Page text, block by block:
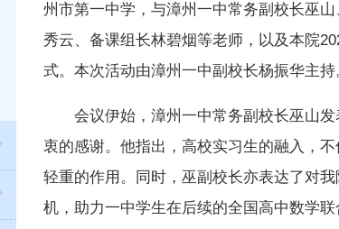
州市第一中学，与漳州一中常务副校长巫
秀云、备课组长林碧烟等老师，以及本院
式。本次活动由漳州一中副校长杨振华主持
会议伊始，漳州一中常务副校长巫山
衷的感谢。他指出，高校实习生的融入，
轻重的作用。同时，巫副校长亦表达了对
机，助力一中学生在后续的全国高中数学